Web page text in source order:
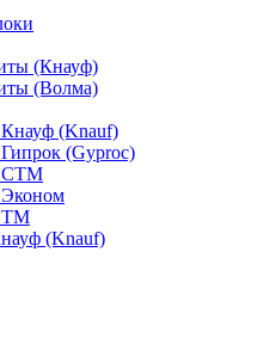
(Кнауф)
(Волма)
(Knauf)
(Gyproc)
СТМ
(Knauf)